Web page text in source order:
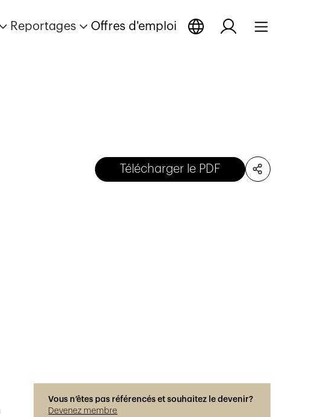
Reportages Offres d'emploi
Télécharger le PDF
Vous n’êtes pas référencés et souhaitez le devenir?
Devenez membre